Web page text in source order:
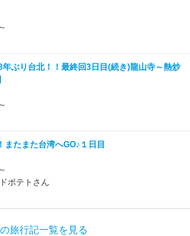
ぶり台北！！最終回3日目(続き)龍山寺～熱炒
またまた台湾へGO♪１日目
ポテトさん
旅行記一覧を見る